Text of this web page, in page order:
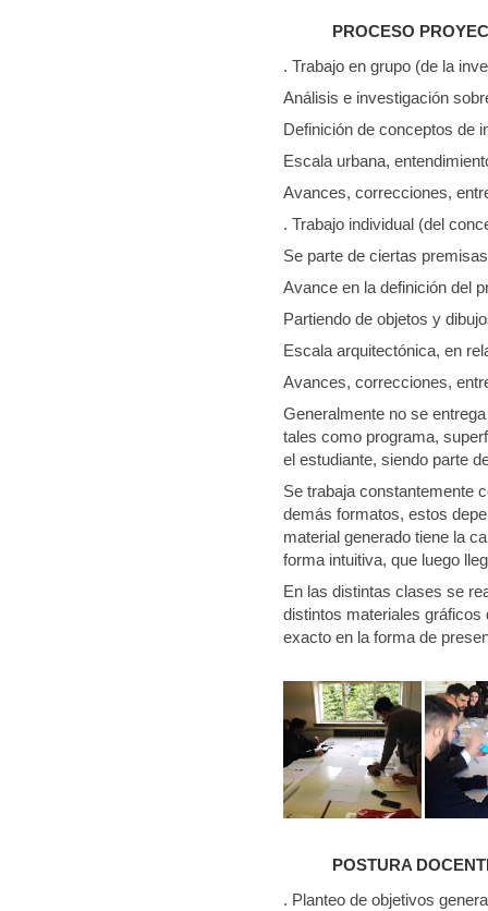
PROCESO
. Trabajo en grupo (de la
Análisis e investigación
Definición de conceptos de
Escala urbana,
Avances, correcciones,
. Trabajo individual (del
Se parte de ciertas
Avance en la definición del
Partiendo de objetos y
Escala arquitectónica, en
Avances, correcciones,
Generalmente no se
tales como programa,
el estudiante, siendo parte
Se trabaja constantemente
demás formatos, estos
material generado tiene la
forma intuitiva, que luego
En las distintas clases se
distintos materiales
exacto en la forma de
POSTURA
. Planteo de objetivos